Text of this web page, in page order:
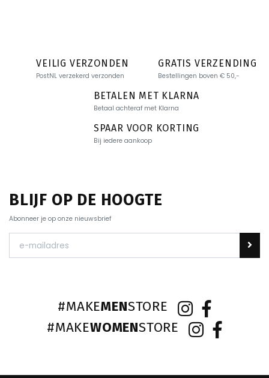
VEILIG VERZONDEN
PostNL verzekerd verzonden
GRATIS VERZENDING
Bestellingen boven € 50,-
BETALEN MET KLARNA
Betaal achteraf met Klarna
SPAAR VOOR KORTING
Bij iedere aankoop
BLIJF OP DE HOOGTE
Abonneer je op onze nieuwsbrief
#MAKEMENSTORE
#MAKEWOMENSTORE